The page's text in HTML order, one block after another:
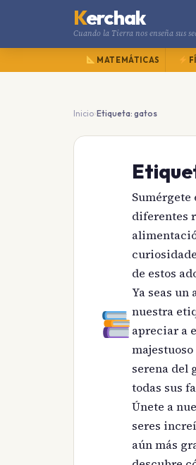
Kerchak
Cuando la Tierra nos enseña sus
MATEMÁTICAS
Inicio›Etiqueta: gatos
Sumérgete
diferentes
de estos
Ya seas un
nuestra
apreciar a
serena del
todas sus
Únete a
seres
aún más